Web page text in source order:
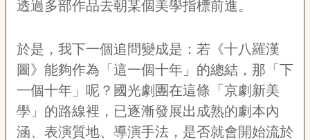
透過多部作品去朝某個美學指標前進。
於是，我下一個追問變成是：若《十八羅漢
圖》能夠作為「這一個十年」的總結，那「下
一個十年」呢？國光劇團在這條「京劇新美
學」的路線裡，已逐漸發展出成熟的劇本內
涵、表演質地、導演手法，是否就會開始流於